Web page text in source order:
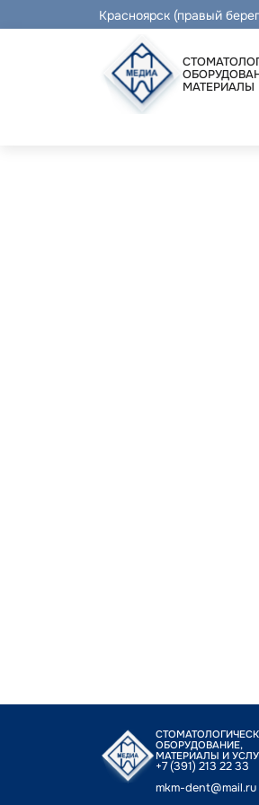
Красноярск (правый
МАТЕРИАЛЫ
ОБОРУДОВАНИЕ,
МАТЕРИАЛЫ И
+7 (391) 213 22 33
mkm-dent@mail.ru